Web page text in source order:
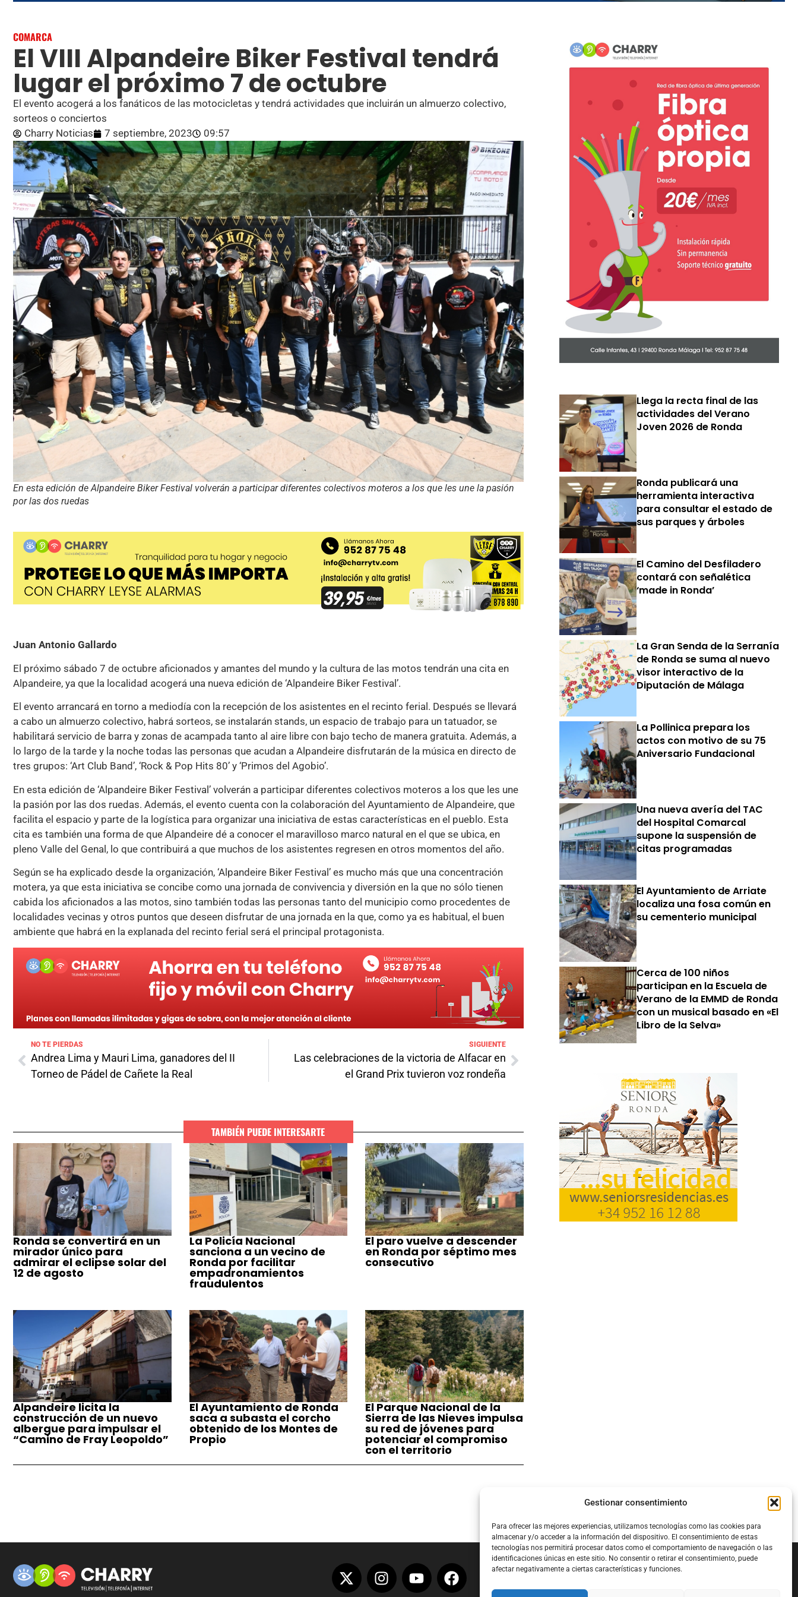
Gestionar consentimiento
Para ofrecer las mejores experiencias, utilizamos tecnologías como las cookies para
almacenar y/o acceder a la información del dispositivo. El consentimiento de estas
tecnologías nos permitirá procesar datos como el comportamiento de navegación o las
identificaciones únicas en este sitio. No consentir o retirar el consentimiento, puede
afectar negativamente a ciertas características y funciones.
COMARCA
El VIII Alpandeire Biker Festival tendrá
lugar el próximo 7 de octubre
El evento acogerá a los fanáticos de las motocicletas y tendrá actividades que incluirán un almuerzo colectivo,
sorteos o conciertos
Charry Noticias
7 septiembre, 2023 09:57
En esta edición de Alpandeire Biker Festival volverán a participar diferentes colectivos moteros a los que les une la pasión
por las dos ruedas
Juan Antonio Gallardo
El próximo sábado 7 de octubre aficionados y amantes del mundo y la cultura de las motos tendrán una cita en
Alpandeire, ya que la localidad acogerá una nueva edición de ‘Alpandeire Biker Festival’.
El evento arrancará en torno a mediodía con la recepción de los asistentes en el recinto ferial. Después se llevará
a cabo un almuerzo colectivo, habrá sorteos, se instalarán stands, un espacio de trabajo para un tatuador, se
habilitará servicio de barra y zonas de acampada tanto al aire libre con bajo techo de manera gratuita. Además, a
lo largo de la tarde y la noche todas las personas que acudan a Alpandeire disfrutarán de la música en directo de
tres grupos: ‘Art Club Band’, ‘Rock & Pop Hits 80’ y ‘Primos del Agobio’.
En esta edición de ‘Alpandeire Biker Festival’ volverán a participar diferentes colectivos moteros a los que les une
la pasión por las dos ruedas. Además, el evento cuenta con la colaboración del Ayuntamiento de Alpandeire, que
facilita el espacio y parte de la logística para organizar una iniciativa de estas características en el pueblo. Esta
cita es también una forma de que Alpandeire dé a conocer el maravilloso marco natural en el que se ubica, en
pleno Valle del Genal, lo que contribuirá a que muchos de los asistentes regresen en otros momentos del año.
Según se ha explicado desde la organización, ‘Alpandeire Biker Festival’ es mucho más que una concentración
motera, ya que esta iniciativa se concibe como una jornada de convivencia y diversión en la que no sólo tienen
cabida los aficionados a las motos, sino también todas las personas tanto del municipio como procedentes de
localidades vecinas y otros puntos que deseen disfrutar de una jornada en la que, como ya es habitual, el buen
ambiente que habrá en la explanada del recinto ferial será el principal protagonista.
NO TE PIERDAS
Andrea Lima y Mauri Lima, ganadores del II
Torneo de Pádel de Cañete la Real
SIGUIENTE
Las celebraciones de la victoria de Alfacar en
el Grand Prix tuvieron voz rondeña
TAMBIÉN PUEDE INTERESARTE
Ronda se convertirá en un
mirador único para
admirar el eclipse solar del
12 de agosto
La Policía Nacional
sanciona a un vecino de
Ronda por facilitar
empadronamientos
fraudulentos
El paro vuelve a descender
en Ronda por séptimo mes
consecutivo
Alpandeire licita la
construcción de un nuevo
albergue para impulsar el
“Camino de Fray Leopoldo”
El Ayuntamiento de Ronda
saca a subasta el corcho
obtenido de los Montes de
Propio
El Parque Nacional de la
Sierra de las Nieves impulsa
su red de jóvenes para
potenciar el compromiso
con el territorio
Llega la recta final de las
actividades del Verano
Joven 2026 de Ronda
Ronda publicará una
herramienta interactiva
para consultar el estado de
sus parques y árboles
El Camino del Desfiladero
contará con señalética
‘made in Ronda’
La Gran Senda de la Serranía
de Ronda se suma al nuevo
visor interactivo de la
Diputación de Málaga
La Pollinica prepara los
actos con motivo de su 75
Aniversario Fundacional
Una nueva avería del TAC
del Hospital Comarcal
supone la suspensión de
citas programadas
El Ayuntamiento de Arriate
localiza una fosa común en
su cementerio municipal
Cerca de 100 niños
participan en la Escuela de
Verano de la EMMD de Ronda
con un musical basado en «El
Libro de la Selva»